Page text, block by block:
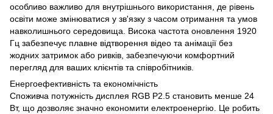
особливо важливо для внутрішнього використання, де рівень
освіти може змінюватися у зв'язку з часом отримання та умов
навколишнього середовища. Висока частота оновлення 1920
Гц забезпечує плавне відтворення відео та анімації без
жодних затримок або ривків, забезпечуючи комфортний
перегляд для ваших клієнтів та співробітників.
Енергоефективність та економічність
Споживча потужність дисплея RGB P2.5 становить менше 24
Вт, що дозволяє значно економити електроенергію. Це робить